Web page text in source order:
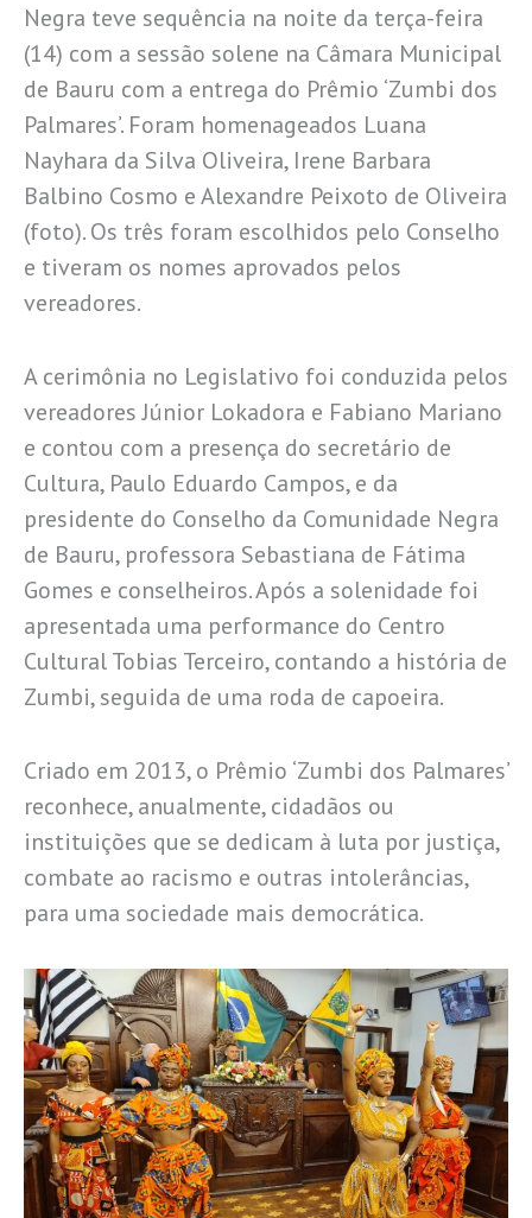
Negra teve sequência na noite da terça-feira
(14) com a sessão solene na Câmara Municipal
de Bauru com a entrega do Prêmio ‘Zumbi dos
Palmares’. Foram homenageados Luana
Nayhara da Silva Oliveira, Irene Barbara
Balbino Cosmo e Alexandre Peixoto de Oliveira
(foto). Os três foram escolhidos pelo Conselho
e tiveram os nomes aprovados pelos
vereadores.
A cerimônia no Legislativo foi conduzida pelos
vereadores Júnior Lokadora e Fabiano Mariano
e contou com a presença do secretário de
Cultura, Paulo Eduardo Campos, e da
presidente do Conselho da Comunidade Negra
de Bauru, professora Sebastiana de Fátima
Gomes e conselheiros. Após a solenidade foi
apresentada uma performance do Centro
Cultural Tobias Terceiro, contando a história de
Zumbi, seguida de uma roda de capoeira.
Criado em 2013, o Prêmio ‘Zumbi dos Palmares’
reconhece, anualmente, cidadãos ou
instituições que se dedicam à luta por justiça,
combate ao racismo e outras intolerâncias,
para uma sociedade mais democrática.